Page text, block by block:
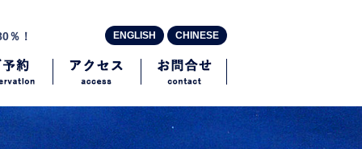
％！ ENGLISH CHINESE